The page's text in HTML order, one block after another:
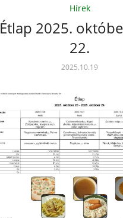
Hírek
Étlap 2025.
22.
2025.10.19